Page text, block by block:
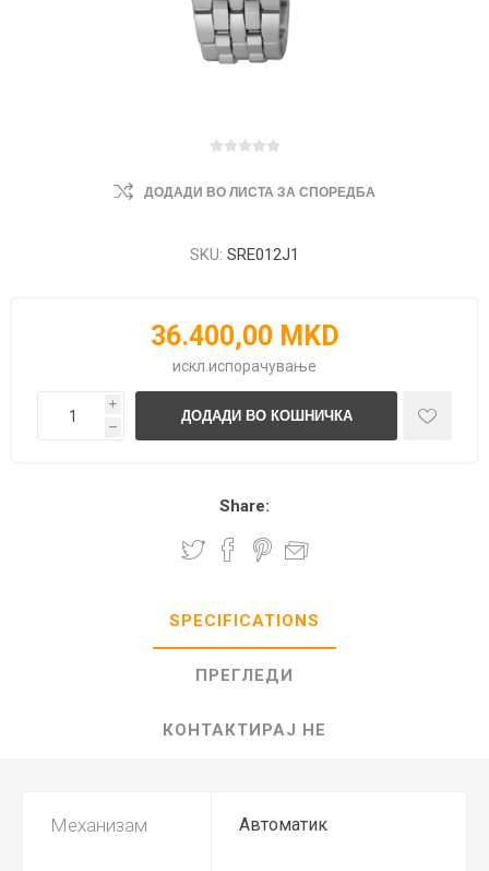
ДОДАДИ ВО ЛИСТА ЗА СПОРЕДБА
SKU: SRE012J1
36.400,00 MKD
искл. испорачување
i
h
Share:
SPECIFICATIONS
ПРЕГЛЕДИ
КОНТАКТИРАЈ НЕ
Механизам Автоматик